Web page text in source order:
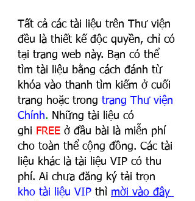
Tất cả các tài liệu trên Thư viện
đều là thiết kế độc quyền, chỉ có
tại trang web này. Bạn có thể
tìm tài liệu bằng cách đánh từ
khóa vào thanh tìm kiếm ở cuối
trang hoặc trong trang Thư viện
Chính. Những tài liệu có
ghi FREE ở đầu bài là miễn phí
cho toàn thể cộng đồng. Các tài
liệu khác là tài liệu VIP có thu
phí. Ai chưa đăng ký tải trọn
kho tài liệu VIP thì mời vào đây